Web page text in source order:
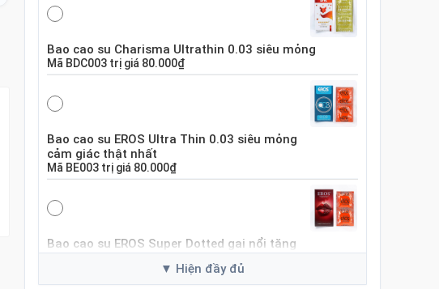
Bao cao su Charisma Ultrathin 0.03 siêu mỏng
Mã BDC003 trị giá 80.000₫
Bao cao su EROS Ultra Thin 0.03 siêu mỏng
cảm giác thật nhất
Mã BE003 trị giá 80.000₫
Bao cao su EROS Super Dotted gai nổi tăng
80.000₫